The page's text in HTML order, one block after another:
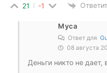
21 -1
Муса
Ответ для
08 августа
Деньги никто не